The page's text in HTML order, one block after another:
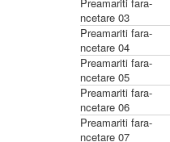
ncetare 03
Preamariti fara-
ncetare 04
Preamariti fara-
ncetare 05
Preamariti fara-
ncetare 06
Preamariti fara-
ncetare 07